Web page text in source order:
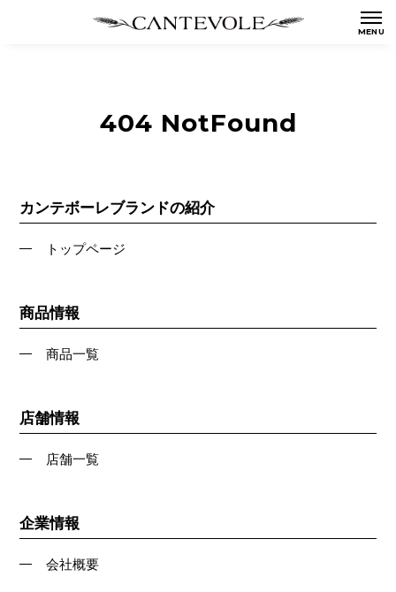
404 NotFound
カンテボーレブランドの紹介
トップページ
商品情報
商品一覧
店舗情報
店舗一覧
企業情報
会社概要